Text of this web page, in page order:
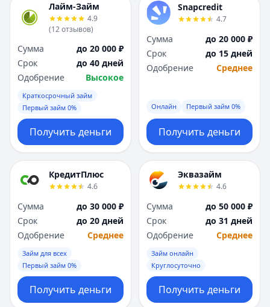
Лайм-Займ
4.9
(12отзывов)
Сумма
до 20 000 ₽
Срок
до 40 дней
Одобрение
Высокое
Краткосрочный займ
Первый займ 0%
Получить деньги
Snapcredit
4.7
Сумма
до 20 000 ₽
Срок
до 15 дней
Одобрение
Среднее
Онлайн Первый займ 0%
Получить деньги
КредитПлюс
4.6
Сумма
до 30 000 ₽
Срок
до 20 дней
Одобрение
Среднее
Займ для всех
Первый займ 0%
Получить деньги
Эквазайм
4.6
Сумма
до 50 000 ₽
Срок
до 31 дней
Одобрение
Среднее
Займ онлайн
Круглосуточно
Получить деньги